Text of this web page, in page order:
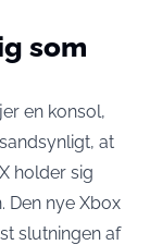
som
en konsol,
at
holder sig
Den nye Xbox
slutningen af